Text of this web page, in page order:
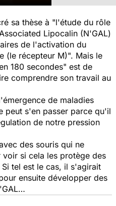
sa thèse à "l'étude du rôle
Lipocalin (N'GAL)
de l'activation du
(le récepteur M)". Mais le
180 secondes" est de
comprendre son travail au
de maladies
peut s'en passer parce qu'il
de notre pression
des souris qui ne
si cela les protège des
tel est le cas, il s'agirait
ensuite développer des